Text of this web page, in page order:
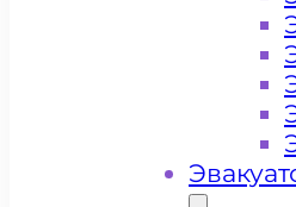
Цена от
+ 100